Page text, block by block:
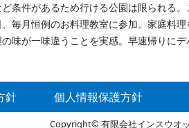
条件があるため行ける公園は限られ
月恒例のお料理教室に参加。家庭料
が一味違うことを実感。早速帰りにデ
針 個人情報保護方針
Copyright© 有限会社インスウオ